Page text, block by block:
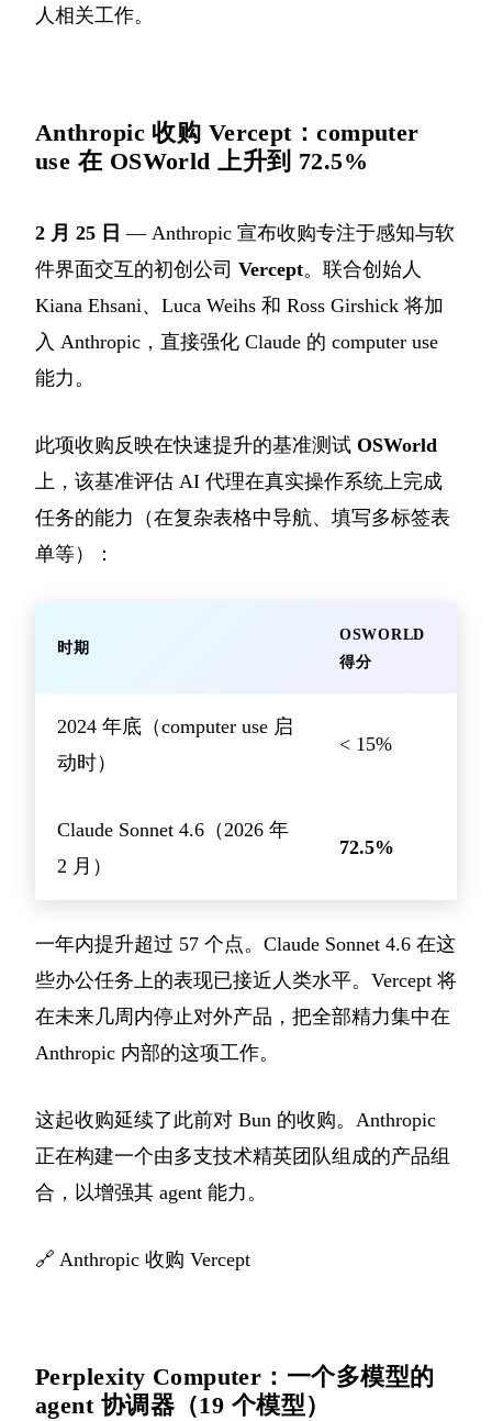
人相关工作。
Anthropic 收购 Vercept：computer
use 在 OSWorld 上升到 72.5%
2 月 25 日 — Anthropic 宣布收购专注于感知与软
件界面交互的初创公司 Vercept。联合创始人
Kiana Ehsani、Luca Weihs 和 Ross Girshick 将加
入 Anthropic，直接强化 Claude 的 computer use
能力。
此项收购反映在快速提升的基准测试 OSWorld
上，该基准评估 AI 代理在真实操作系统上完成
任务的能力（在复杂表格中导航、填写多标签表
单等）：
时期
OSWORLD
得分
2024 年底（computer use 启
动时）
< 15%
Claude Sonnet 4.6（2026 年
2 月）
72.5%
一年内提升超过 57 个点。Claude Sonnet 4.6 在这
些办公任务上的表现已接近人类水平。Vercept 将
在未来几周内停止对外产品，把全部精力集中在
Anthropic 内部的这项工作。
这起收购延续了此前对 Bun 的收购。Anthropic
正在构建一个由多支技术精英团队组成的产品组
合，以增强其 agent 能力。
🔗 Anthropic 收购 Vercept
Perplexity Computer：一个多模型的
agent 协调器（19 个模型）